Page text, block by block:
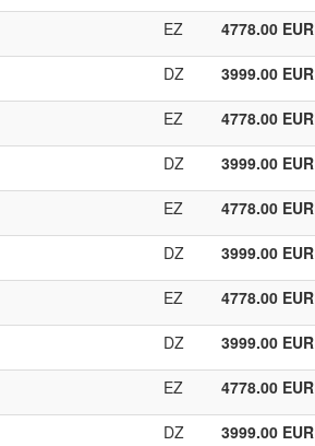
EZ 4778.00 EUR
DZ 3999.00 EUR
EZ 4778.00 EUR
DZ 3999.00 EUR
EZ 4778.00 EUR
DZ 3999.00 EUR
EZ 4778.00 EUR
DZ 3999.00 EUR
EZ 4778.00 EUR
DZ 3999.00 EUR